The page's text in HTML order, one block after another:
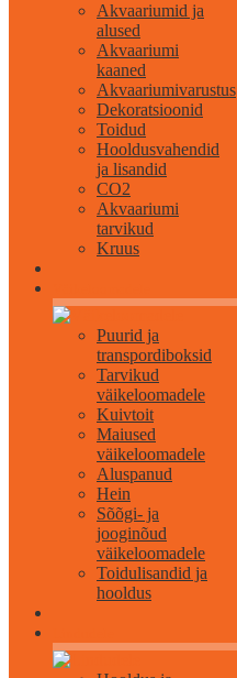
Akvaariumid ja
alused
Akvaariumi
kaaned
Akvaariumivarustus
Dekoratsioonid
Toidud
Hooldusvahendid
ja lisandid
CO2
Akvaariumi
tarvikud
Kruus
Puurid ja
transpordiboksid
Tarvikud
väikeloomadele
Kuivtoit
Maiused
väikeloomadele
Aluspanud
Hein
Sõõgi- ja
jooginõud
väikeloomadele
Toidulisandid ja
hooldus